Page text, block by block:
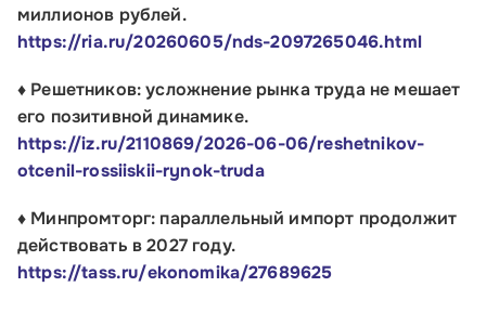
миллионов рублей.
https://ria.ru/20260605/nds-2097265046.html
♦ Решетников: усложнение рынка труда не мешает
его позитивной динамике.
https://iz.ru/2110869/2026-06-06/reshetnikov-
otcenil-rossiiskii-rynok-truda
♦ Минпромторг: параллельный импорт продолжит
действовать в 2027 году.
https://tass.ru/ekonomika/27689625